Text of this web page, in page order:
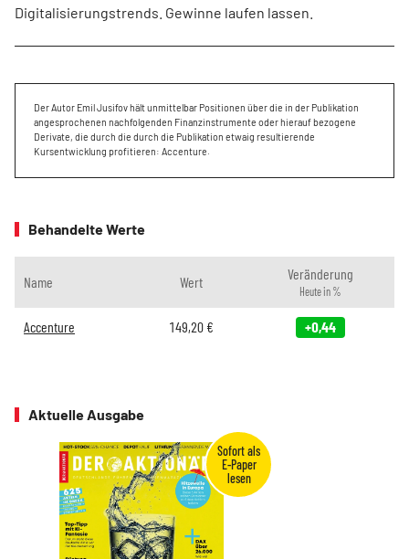
Digitalisierungstrends. Gewinne laufen lassen.
Der Autor Emil Jusifov hält unmittelbar Positionen über die in der Publikation
angesprochenen nachfolgenden Finanzinstrumente oder hierauf bezogene
Derivate, die durch die durch die Publikation etwaig resultierende
Kursentwicklung profitieren: Accenture.
Behandelte Werte
Name Wert Veränderung
Heute in %
Accenture 149,20 € +0,44
Aktuelle Ausgabe